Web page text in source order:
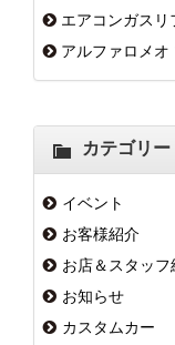
エアコンガスリ
アルファロメオ
カテゴリー
イベント
お客様紹介
お店＆スタッフ
お知らせ
カスタムカー